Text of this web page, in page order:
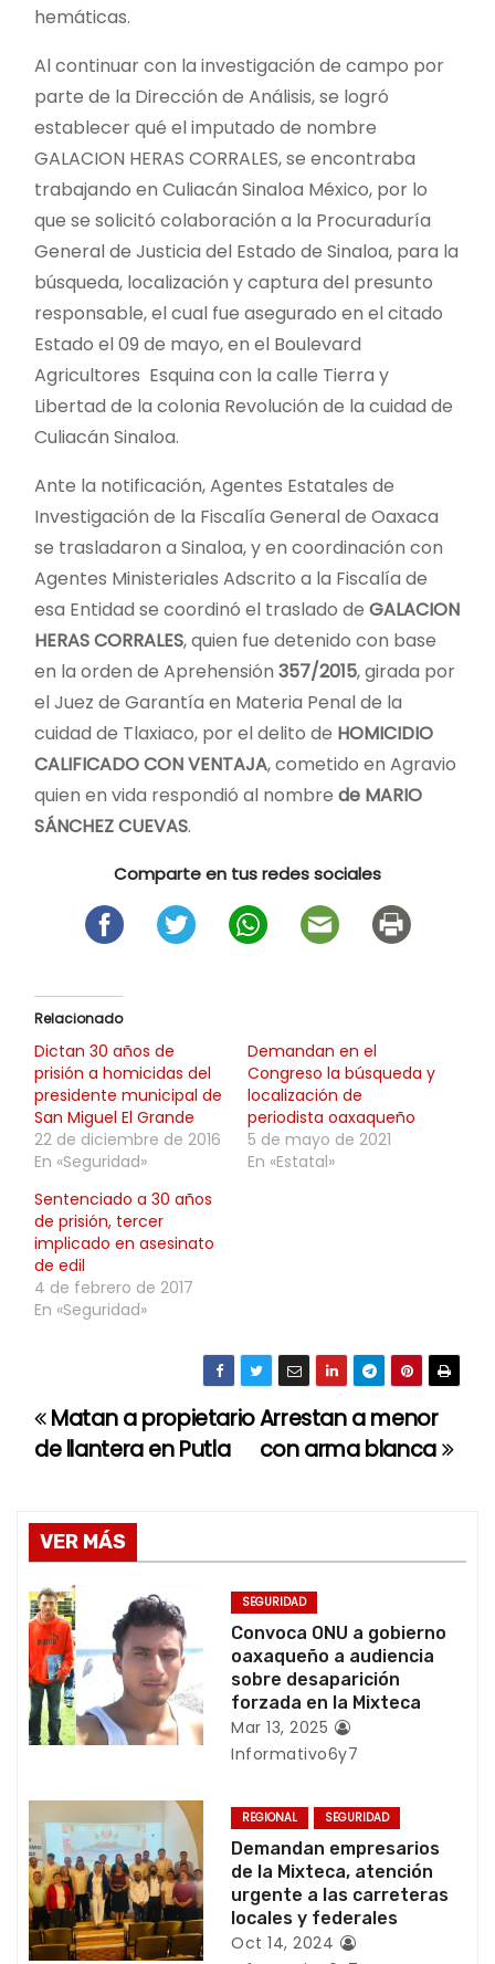
hemáticas.
Al continuar con la investigación de campo por
parte de la Dirección de Análisis, se logró
establecer qué el imputado de nombre
GALACION HERAS CORRALES, se encontraba
trabajando en Culiacán Sinaloa México, por lo
que se solicitó colaboración a la Procuraduría
General de Justicia del Estado de Sinaloa, para la
búsqueda, localización y captura del presunto
responsable, el cual fue asegurado en el citado
Estado el 09 de mayo, en el Boulevard
Agricultores Esquina con la calle Tierra y
Libertad de la colonia Revolución de la cuidad de
Culiacán Sinaloa.
Ante la notificación, Agentes Estatales de
Investigación de la Fiscalía General de Oaxaca
se trasladaron a Sinaloa, y en coordinación con
Agentes Ministeriales Adscrito a la Fiscalía de
esa Entidad se coordinó el traslado de GALACION
HERAS CORRALES, quien fue detenido con base
en la orden de Aprehensión 357/2015, girada por
el Juez de Garantía en Materia Penal de la
cuidad de Tlaxiaco, por el delito de HOMICIDIO
CALIFICADO CON VENTAJA, cometido en Agravio
quien en vida respondió al nombre de MARIO
SÁNCHEZ CUEVAS.
Comparte en tus redes sociales
Relacionado
Dictan 30 años de
prisión a homicidas del
presidente municipal de
San Miguel El Grande
22 de diciembre de 2016
En «Seguridad»
Demandan en el
Congreso la búsqueda y
localización de
periodista oaxaqueño
5 de mayo de 2021
En «Estatal»
Sentenciado a 30 años
de prisión, tercer
implicado en asesinato
de edil
4 de febrero de 2017
En «Seguridad»
N
v
e
g
a
c
i
ó
n
d
e
Arrestan a menor
con arma blanca
Matan a propietario
de llantera en Putla
VER MÁS
SEGURIDAD
Convoca ONU a gobierno
oaxaqueño a audiencia
sobre desaparición
forzada en la Mixteca
Mar 13, 2025
Informativo6y7
REGIONAL SEGURIDAD
Demandan empresarios
de la Mixteca, atención
urgente a las carreteras
locales y federales
Oct 14, 2024